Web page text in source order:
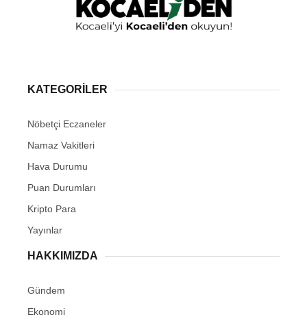
KATEGORİLER
Nöbetçi Eczaneler
Namaz Vakitleri
Hava Durumu
Puan Durumları
Kripto Para
Yayınlar
HAKKIMIZDA
Gündem
Ekonomi